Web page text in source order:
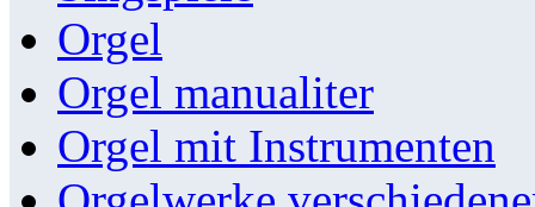
Orgel
Orgel manualiter
Orgel mit Instrumenten